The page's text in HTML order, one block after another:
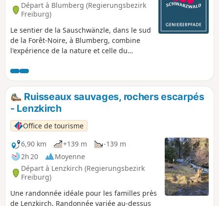
Départ à Blumberg (Regierungsbezirk
Freiburg)
Le sentier de la Sauschwänzle, dans le sud
de la Forêt-Noire, à Blumberg, combine
l'expérience de la nature et celle du
Ruisseaux sauvages, rochers escarpés
- Lenzkirch
Office de tourisme
6,90 km
+139 m
-139 m
2h 20
Moyenne
Départ à Lenzkirch (Regierungsbezirk
Freiburg)
Une randonnée idéale pour les familles près
de Lenzkirch. Randonnée variée au-dessus